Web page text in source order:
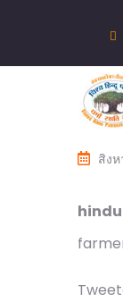
สิง